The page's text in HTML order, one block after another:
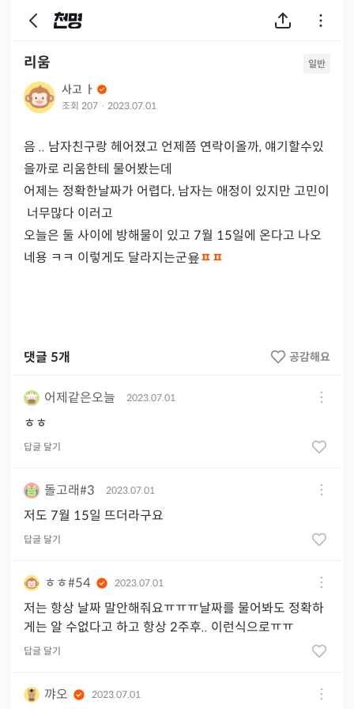
리움 일반
사고 ㅏ
조회 207 · 2023.07.01
음 .. 남자친구랑 헤어졌고 언제쯤 연락이올까, 얘기할수있
을까로 리움한테 물어봤는데
어제는 정확한날짜가 어렵다, 남자는 애정이 있지만 고민이
너무많다 이러고
오늘은 둘 사이에 방해물이 있고 7월 15일에 온다고 나오
네용 ㅋㅋ 이렇게도 달라지는군욮ㅍㅍ
댓글 5개 공감해요
어제같은오늘 2023.07.01
ㅎㅎ
답글 달기
돌고래#3 2023.07.01
저도 7월 15일 뜨더라구요
답글 달기
ㅎㅎ#54 2023.07.01
저는 항상 날짜 말안해줘요ㅠㅠㅠ날짜를 물어봐도 정확하
게는 알 수없다고 하고 항상 2주후.. 이런식으로ㅠㅠ
답글 달기
꺄오 2023.07.01